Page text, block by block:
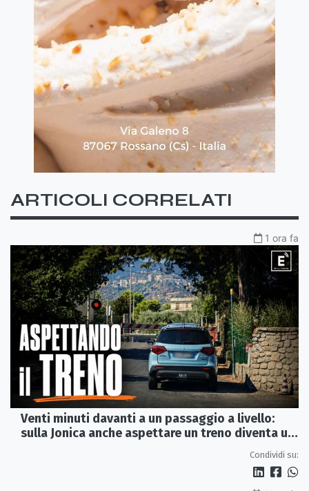
ARTICOLI CORRELATI
1 ora fa
Venti minuti davanti a un passaggio a livello:
sulla Jonica anche aspettare un treno diventa un
Condividi su: